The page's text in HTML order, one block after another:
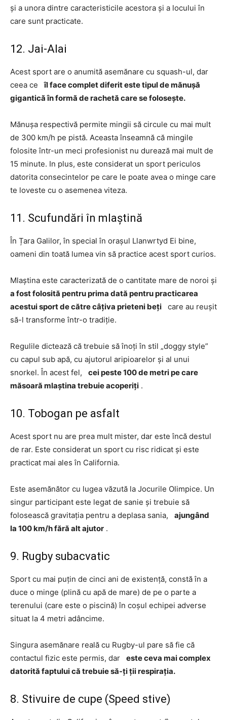
și a unora dintre caracteristicile acestora și a locului în
care sunt practicate.
12. Jai-Alai
Acest sport are o anumită asemănare cu squash-ul, dar
ceea ceîl face complet diferit este tipul de mănușă
gigantică în formă de rachetă care se folosește.
Mănușa respectivă permite mingii să circule cu mai mult
de 300 km/h pe pistă. Aceasta înseamnă că mingile
folosite într-un meci profesionist nu durează mai mult de
15 minute. In plus, este considerat un sport periculos
datorita consecintelor pe care le poate avea o minge care
te loveste cu o asemenea viteza.
11. Scufundări în mlaștină
În Țara Galilor, în special în orașul Llanwrtyd Ei bine,
oameni din toată lumea vin să practice acest sport curios.
Mlaștina este caracterizată de o cantitate mare de noroi și
a fost folosită pentru prima dată pentru practicarea
acestui sport de către câțiva prieteni beți care au reușit
să-l transforme într-o tradiție.
Regulile dictează că trebuie să înoți în stil „doggy style”
cu capul sub apă, cu ajutorul aripioarelor și al unui
snorkel. În acest fel, cei peste 100 de metri pe care
măsoară mlaștina trebuie acoperiți .
10. Tobogan pe asfalt
Acest sport nu are prea mult mister, dar este încă destul
de rar. Este considerat un sport cu risc ridicat și este
practicat mai ales în California.
Este asemănător cu lugea văzută la Jocurile Olimpice. Un
singur participant este legat de sanie și trebuie să
folosească gravitația pentru a deplasa sania, ajungând
la 100 km/h fără alt ajutor .
9. Rugby subacvatic
Sport cu mai puțin de cinci ani de existență, constă în a
duce o minge (plină cu apă de mare) de pe o parte a
terenului (care este o piscină) în coșul echipei adverse
situat la 4 metri adâncime.
Singura asemănare reală cu Rugby-ul pare să fie că
contactul fizic este permis, dar este ceva mai complex
datorită faptului că trebuie să-ți ții respirația.
8. Stivuire de cupe (Speed ​​​​stive)